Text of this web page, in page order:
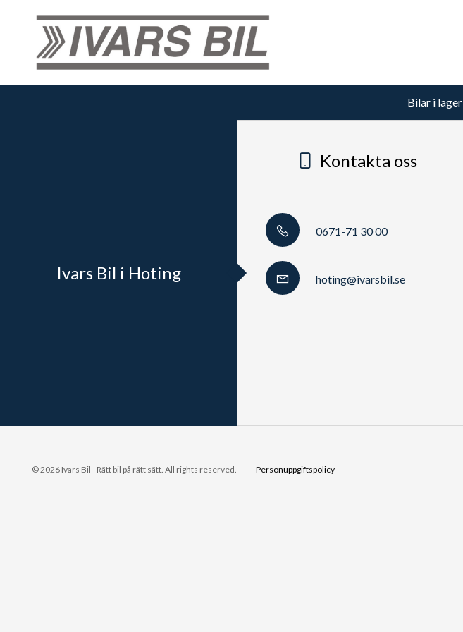
Bilar i lager
Ivars Bil i Hoting
Kontakta oss
0671-71 30 00
hoting@ivarsbil.se
© 2026 Ivars Bil - Rätt bil på rätt sätt. All rights reserved. Personuppgiftspolicy